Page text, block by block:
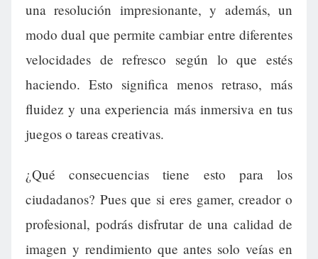
una resolución impresionante, y además, un
modo dual que permite cambiar entre diferentes
velocidades de refresco según lo que estés
haciendo. Esto significa menos retraso, más
fluidez y una experiencia más inmersiva en tus
juegos o tareas creativas.
¿Qué consecuencias tiene esto para los
ciudadanos? Pues que si eres gamer, creador o
profesional, podrás disfrutar de una calidad de
imagen y rendimiento que antes solo veías en